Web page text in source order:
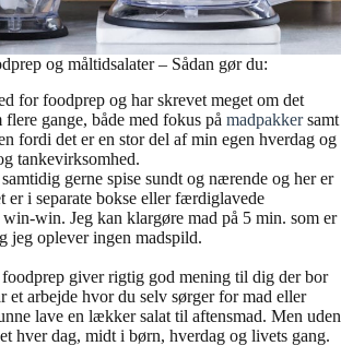
og måltidsalater – Sådan gør du:
for foodprep og har skrevet meget om det
flere gange, både med fokus på madpakkersamt
fordi det er en stor del af min egen hverdag og
tankevirksomhed.
gerne spise sundt og nærende og her er
er i separate bokse eller færdiglavede
win. Jeg kan klargøre mad på 5 min. som er
jeg oplever ingen madspild.
giver rigtig god mening til dig der bor
et arbejde hvor du selv sørger for mad eller
lave en lækker salat til aftensmad. Men uden
hver dag, midt i børn, hverdag og livets gang.